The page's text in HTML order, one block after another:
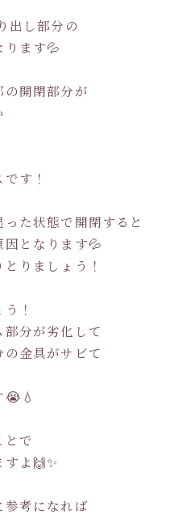
出し部分の
ます💦
の開閉部分が
す！
た状態で開閉すると
となります💦
りましょう！
！
分が劣化して
金具がサビて
とで
よ🙌✨
考になれば